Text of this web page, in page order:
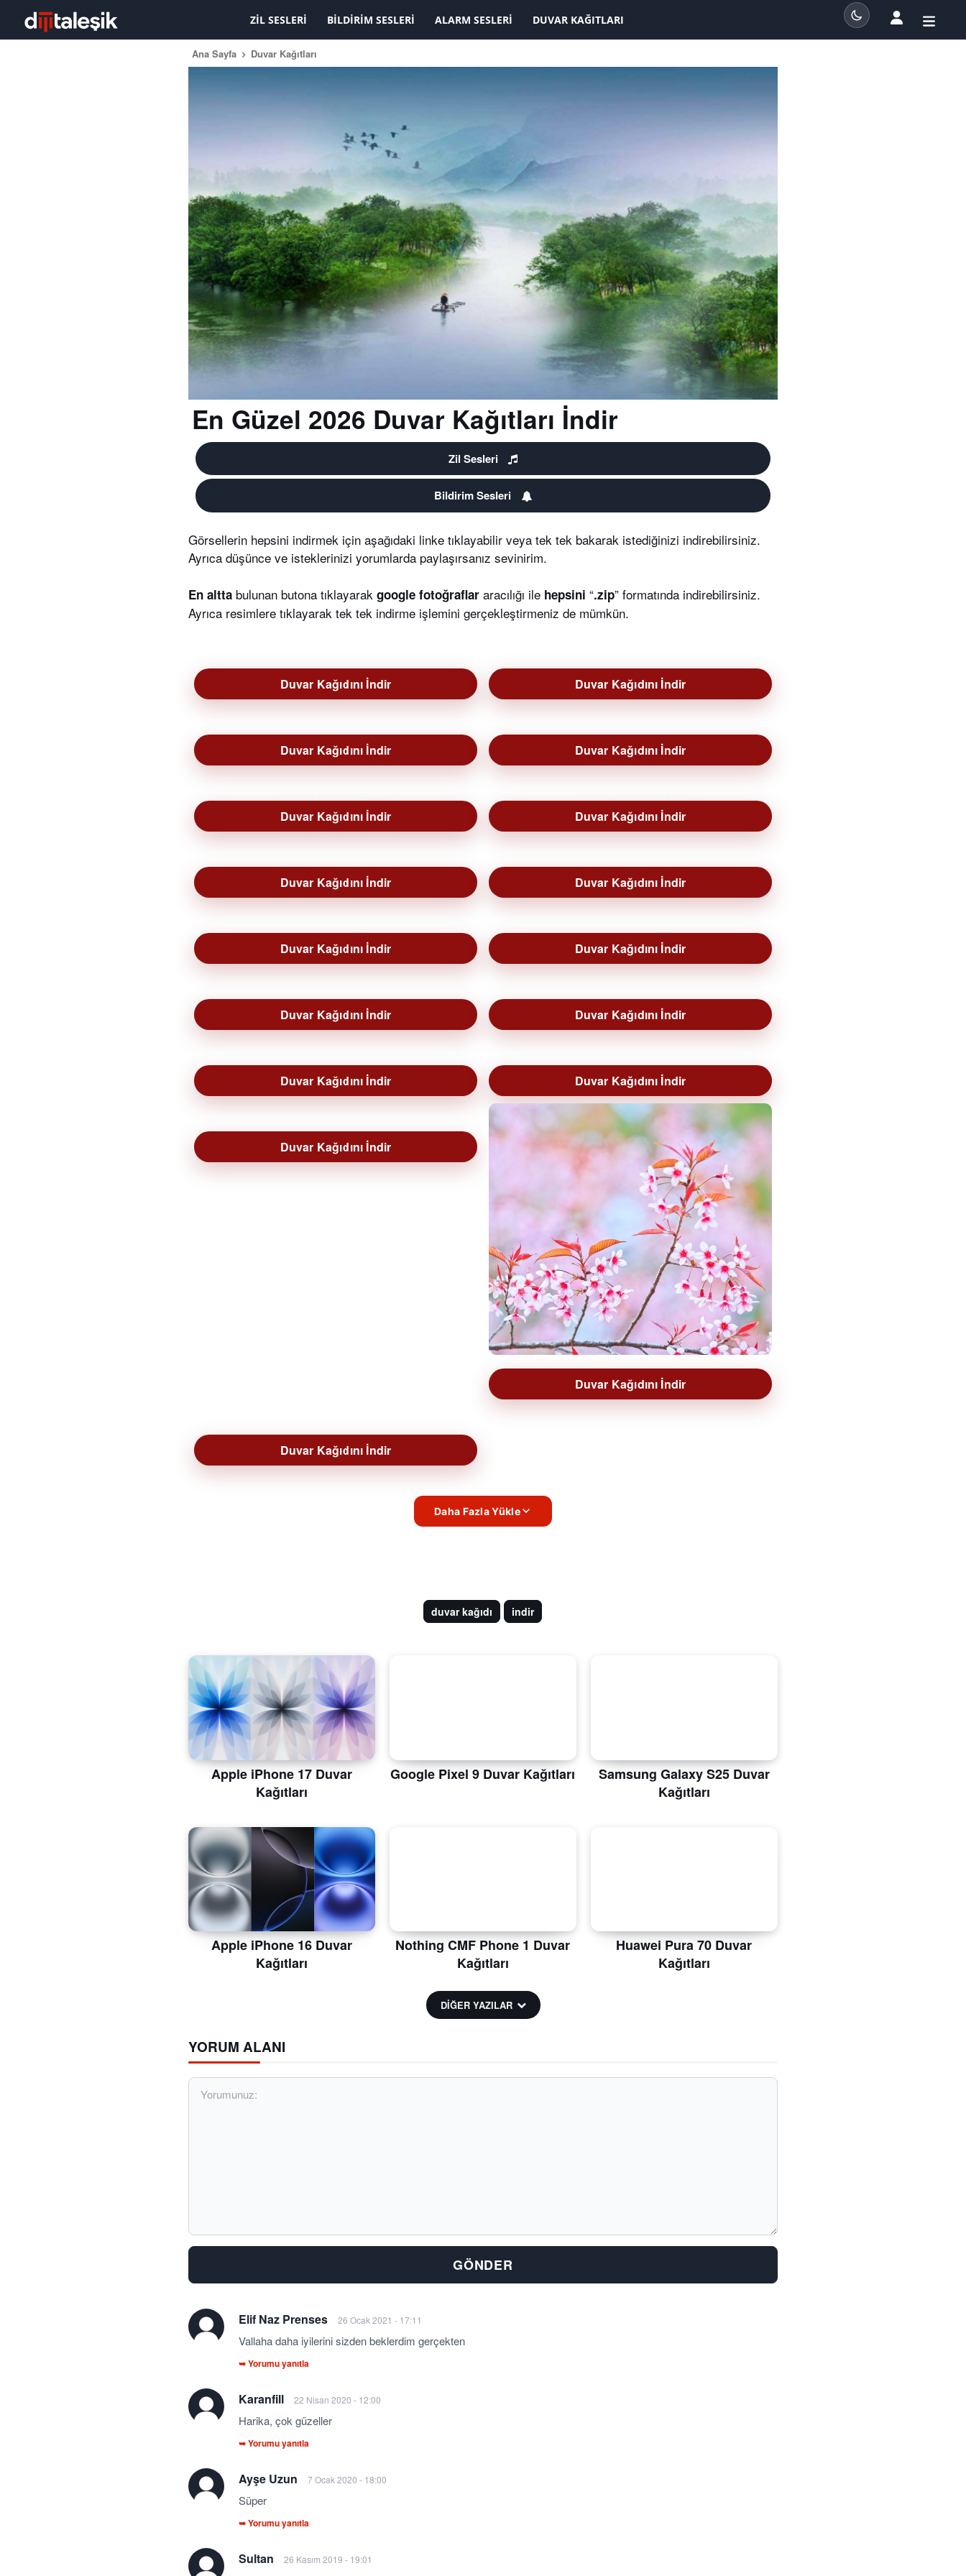
ZIL SESLERI BILDIRIM SESLERI ALARM SESLERI DUVAR KAĞITLARI
Ana Sayfa Duvar Kağıtları
En Güzel 2026 Duvar Kağıtları İndir
Zil Sesleri
Bildirim Sesleri
Görsellerin hepsini indirmek için aşağıdaki linke tıklayabilir veya tek tek bakarak istediğinizi indirebilirsiniz.
Ayrıca düşünce ve isteklerinizi yorumlarda paylaşırsanız sevinirim.
En altta bulunan butona tıklayarak google fotoğraflar aracılığı ile hepsini “.zip” formatında indirebilirsiniz.
Ayrıca resimlere tıklayarak tek tek indirme işlemini gerçekleştirmeniz de mümkün.
Duvar Kağıdını İndir Duvar Kağıdını İndir
Duvar Kağıdını İndir Duvar Kağıdını İndir
Duvar Kağıdını İndir Duvar Kağıdını İndir
Duvar Kağıdını İndir Duvar Kağıdını İndir
Duvar Kağıdını İndir Duvar Kağıdını İndir
Duvar Kağıdını İndir Duvar Kağıdını İndir
Duvar Kağıdını İndir Duvar Kağıdını İndir
Duvar Kağıdını İndir
Duvar Kağıdını İndir
Duvar Kağıdını İndir
Daha Fazla Yükle
duvar kağıdı indir
Apple iPhone 17 Duvar
Kağıtları
Google Pixel 9 Duvar Kağıtları
Samsung Galaxy S25 Duvar
Kağıtları
Apple iPhone 16 Duvar
Kağıtları
Nothing CMF Phone 1 Duvar
Kağıtları
Huawei Pura 70 Duvar
Kağıtları
DİĞER YAZILAR
YORUM ALANI
Elif Naz Prenses 26 Ocak 2021 - 17:11
Vallaha daha iyilerini sizden beklerdim gerçekten
➥ Yorumu yanıtla
Karanfill 22 Nisan 2020 - 12:00
Harika, çok güzeller
➥ Yorumu yanıtla
Ayşe Uzun 7 Ocak 2020 - 18:00
Süper
➥ Yorumu yanıtla
Sultan 26 Kasım 2019 - 19:01